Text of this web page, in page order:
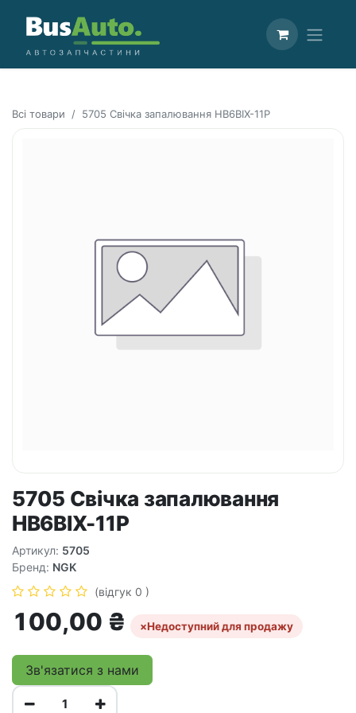
Всі товари 5705 Свічка запалювання HB6BIX-11P
5705 Свічка запалювання
HB6BIX-11P
Артикул: 5705
Бренд: NGK
(відгук 0 )
100,00 ₴ ×Недоступний для продажу
Зв'язатися з нами